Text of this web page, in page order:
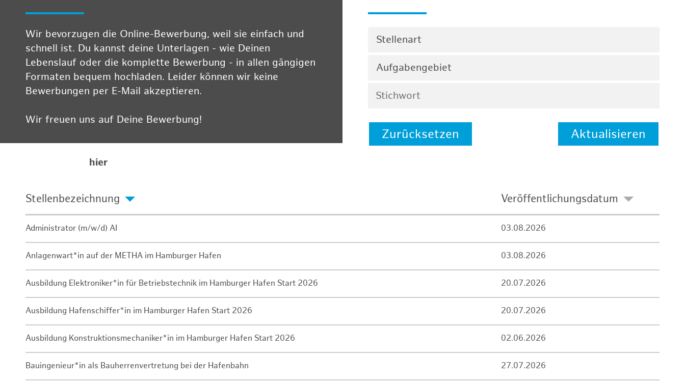
Wir bevorzugen die Online-Bewerbung, weil sie einfach und
schnell ist. Du kannst deine Unterlagen - wie Deinen
Lebenslauf oder die komplette Bewerbung - in allen gängigen
Formaten bequem hochladen. Leider können wir keine
Bewerbungen per E-Mail akzeptieren.
Wir freuen uns auf Deine Bewerbung!
hier
Stellenart
Aufgabengebiet
Zurücksetzen Aktualisieren
Stellenbezeichnung Veröffentlichungsdatum
Administrator (m/w/d) AI 03.08.2026
Anlagenwart*in auf der METHA im Hamburger Hafen 03.08.2026
Ausbildung Elektroniker*in für Betriebstechnik im Hamburger Hafen Start 2026 20.07.2026
Ausbildung Hafenschiffer*in im Hamburger Hafen Start 2026 20.07.2026
Ausbildung Konstruktionsmechaniker*in im Hamburger Hafen Start 2026 02.06.2026
Bauingenieur*in als Bauherrenvertretung bei der Hafenbahn 27.07.2026